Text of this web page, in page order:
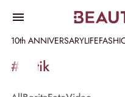
10th ANNIVERSARYLIFE
Informasi
#batik